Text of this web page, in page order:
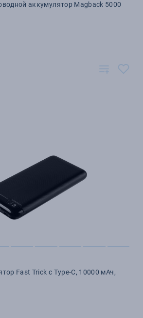
аккумулятор Magback 5000
Fast Trick с Type-C, 10000 мАч,